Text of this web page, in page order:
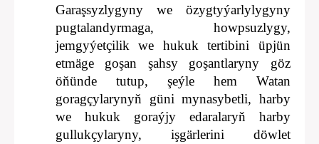
Garaşsyzlygyny we özygtyýarlylygyny
pugtalandyrmaga, howpsuzlygy,
jemgyýetçilik we hukuk tertibini üpjün
etmäge goşan şahsy goşantlaryny göz
öňünde tutup, şeýle hem Watan
goragçylarynyň güni mynasybetli, harby
we hukuk goraýjy edaralaryň harby
gullukçylaryny, işgärlerini döwlet